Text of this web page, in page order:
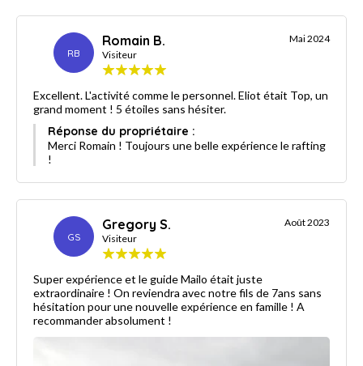
RB
Romain B.
Visiteur
Mai 2024
Excellent. L'activité comme le personnel. Eliot était Top, un
grand moment ! 5 étoiles sans hésiter.
Réponse du propriétaire :
Merci Romain ! Toujours une belle expérience le rafting
!
GS
Gregory S.
Visiteur
Août 2023
Super expérience et le guide Mailo était juste
extraordinaire ! On reviendra avec notre fils de 7ans sans
hésitation pour une nouvelle expérience en famille ! A
recommander absolument !